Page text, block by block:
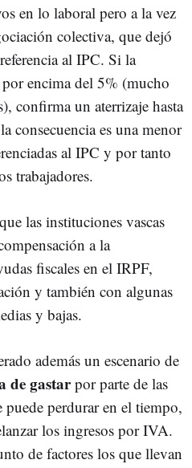
en lo laboral pero a la vez
colectiva, que dejó
al IPC. Si la
encima del 5% (mucho
confirma un aterrizaje hasta
consecuencia es una menor
al IPC y por tanto
trabajadores.
las instituciones vascas
a la
fiscales en el IRPF,
y también con algunas
y bajas.
además un escenario de
de gastarpor parte de las
puede perdurar en el tiempo,
los ingresos por IVA.
de factores los que llevan